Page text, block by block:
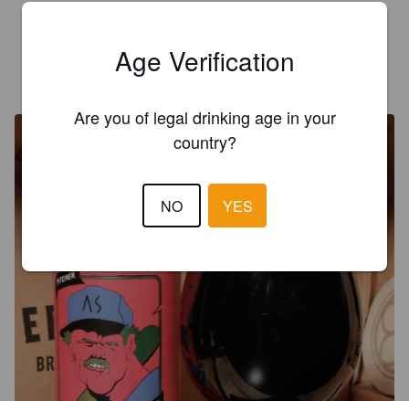
ORSONAge Verification
Are you of legal drinking age in your
country?
NO YES